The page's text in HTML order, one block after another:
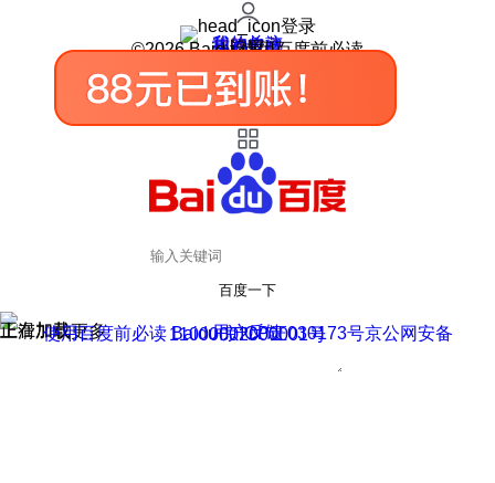
登录
我的关注
我的收藏
皮肤中心
用户反馈
设置
©2026 Baidu 使用百度前必读
百度一下
正在加载
上滑加载更多 用户反馈
使用百度前必读 Baidu 京ICP证030173号
京公网安备11000002000001号